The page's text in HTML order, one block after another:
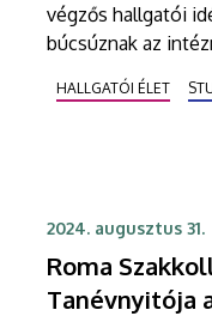
végzős hallgatói
búcsúznak az
HALLGATÓI ÉLET
2024. augusztus 31.
Roma
Tanévnyitója